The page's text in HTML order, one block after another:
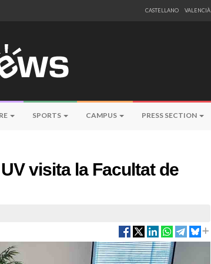
CASTELLANO VALENCIÀ
SPORTS CAMPUS PRESS SECTION
visita la Facultat de